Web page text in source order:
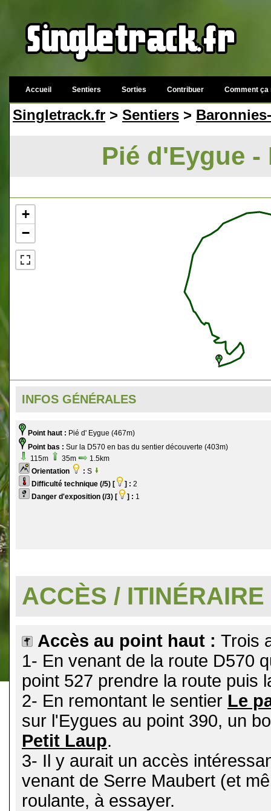
Accueil Sentiers Sorties Contribuer Comment ça
Singletrack.fr > Sentiers >
Pié d'Eygue
+
−
INFOS GÉNÉRALES
Point haut : Pié d' Eygue (467m)
Point bas : Sur la D570 en bas du sentier découverte (403m)
115m
35m
1.5km
Orientation
: S
Difficulté technique (/5) [
] : 2
Danger d'exposition (/3) [
] : 1
ACCÈS / ITINÉRAIRE
Accès au point haut : Trois
1- En venant de la route D570
point 527 prendre la route puis
2- En remontant le sentier Le
sur l'Eygues au point 390, un
Petit Laup.
3- Il y aurait un accès
venant de Serre Maubert (et
roulante, à essayer.